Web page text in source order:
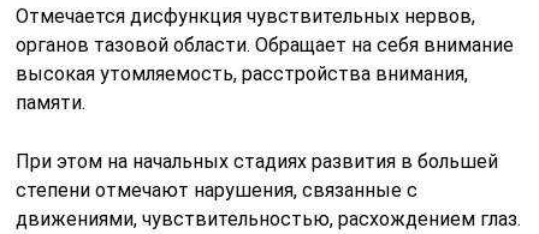
Отмечается дисфункция чувствительных нервов,
органов тазовой области. Обращает на себя внимание
высокая утомляемость, расстройства внимания,
памяти.
При этом на начальных стадиях развития в большей
степени отмечают нарушения, связанные с
движениями, чувствительностью, расхождением глаз.